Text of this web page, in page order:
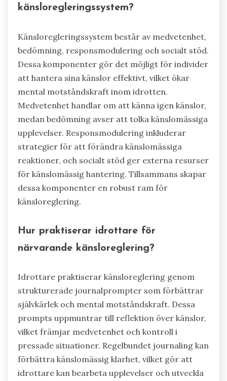
känsloregleringssystem?
Känsloregleringssystem består av medvetenhet,
bedömning, responsmodulering och socialt stöd.
Dessa komponenter gör det möjligt för individer
att hantera sina känslor effektivt, vilket ökar
mental motståndskraft inom idrotten.
Medvetenhet handlar om att känna igen känslor,
medan bedömning avser att tolka känslomässiga
upplevelser. Responsmodulering inkluderar
strategier för att förändra känslomässiga
reaktioner, och socialt stöd ger externa resurser
för känslomässig hantering. Tillsammans skapar
dessa komponenter en robust ram för
känsloreglering.
Hur praktiserar idrottare för
närvarande känsloreglering?
Idrottare praktiserar känsloreglering genom
strukturerade journalprompter som förbättrar
självkärlek och mental motståndskraft. Dessa
prompts uppmuntrar till reflektion över känslor,
vilket främjar medvetenhet och kontroll i
pressade situationer. Regelbundet journaling kan
förbättra känslomässig klarhet, vilket gör att
idrottare kan bearbeta upplevelser och utveckla